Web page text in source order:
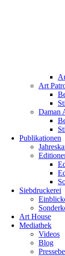
Art
Daman
Publikationen
Siebdruckerei
Art House
Mediathek
Videos
Blog